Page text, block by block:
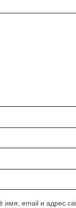
имя, email и адрес